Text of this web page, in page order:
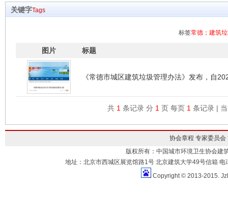
关键字Tags
标签常德；建筑
图片 标题
《常德市城区建筑垃圾管理办法》发布，自
共 1 条记录 分 1 页 每页 1 条记录 |
协会章程 专家委员会
版权所有：中国城市环境卫生协会建
地址：北京市西城区展览馆路1号 北京建筑大学49号信箱
Copyright © 2013-2015.